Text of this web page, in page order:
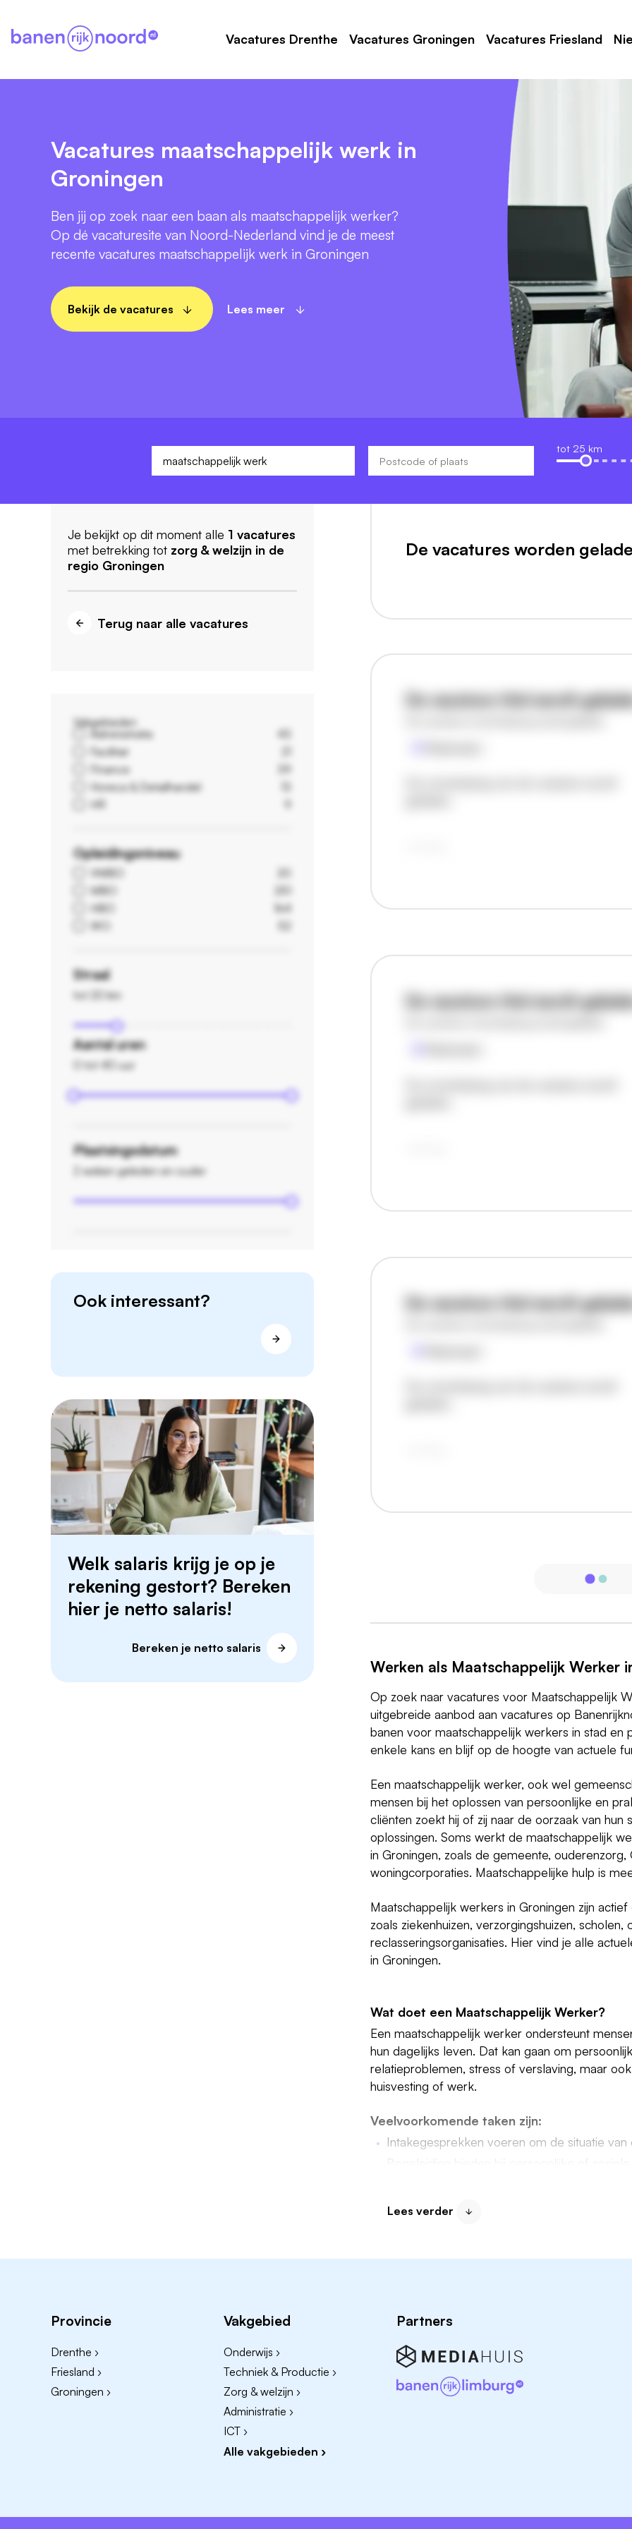
Vacatures Drenthe Vacatures Groningen Vacatures Friesland
Vacatures maatschappelijk werk in
Groningen
Ben jij op zoek naar een baan als maatschappelijk werker?
Op dé vacaturesite van Noord-Nederland vind je de meest
recente vacatures maatschappelijk werk in Groningen
Bekijk de vacatures Lees meer
tot 25 km
Je bekijkt op dit moment alle 1 vacatures
met betrekking tot zorg & welzijn in de
regio Groningen
Terug naar alle vacatures
Vakgebieden
Administratie
43
Facilitair
Finance
39
Horeca & Detailhandel
HR
Opleidingsniveau
VMBO
MBO
HBO
164
WO
Straal
tot 20 km
Aantal uren
0 tot 40 uur
Plaatsingsdatum
2 weken geleden en ouder
Ook interessant?
Welk salaris krijg je op je
rekening gestort? Bereken
hier je netto salaris!
Bereken je netto salaris
De vacatures worden
De vacature titel wordt
De vacature titel wordt
De vacature titel wordt
Werken als Maatschappelijk Werker
Op zoek naar vacatures voor Maatschappelijk
uitgebreide aanbod aan vacatures op
banen voor maatschappelijk werkers in stad en
enkele kans en blijf op de hoogte van actuele
Een maatschappelijk werker, ook wel
mensen bij het oplossen van persoonlijke en
cliënten zoekt hij of zij naar de oorzaak van hun
oplossingen. Soms werkt de maatschappelijk
in Groningen, zoals de gemeente,
woningcorporaties. Maatschappelijke hulp is
Maatschappelijk werkers in Groningen zijn
zoals ziekenhuizen, verzorgingshuizen,
reclasseringsorganisaties. Hier vind je alle
in Groningen.
Wat doet een Maatschappelijk Werker?
Een maatschappelijk werker ondersteunt
hun dagelijks leven. Dat kan gaan om
relatieproblemen, stress of verslaving, maar
huisvesting of werk.
Veelvoorkomende taken zijn:
Intakegesprekken voeren om de situatie
Doorverwijzen naar andere diensten of
Organisaties met Maatschappelijk Werk
Hieronder vind je enkele organisaties die
Lees verder
Provincie
Drenthe ›
Friesland ›
Groningen ›
Vakgebied
Onderwijs ›
Techniek & Productie ›
Zorg & welzijn ›
Administratie ›
ICT ›
Alle vakgebieden ›
Partners